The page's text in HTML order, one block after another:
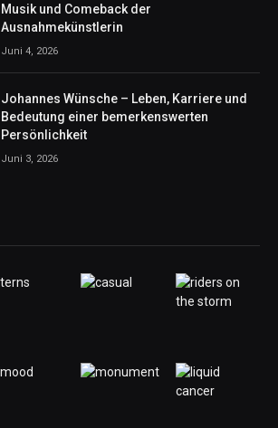
Musik und Comeback der
Ausnahmekünstlerin
Juni 4, 2026
Johannes Wünsche – Leben, Karriere und
Bedeutung einer bemerkenswerten
Persönlichkeit
Juni 3, 2026